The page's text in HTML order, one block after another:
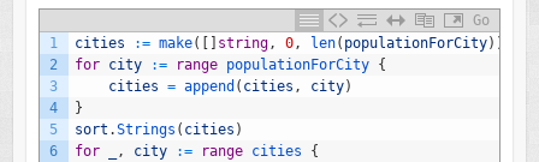
Go
1
2
3
4
5
6
cities := make( string, 0, len( populationForCity) )
for city := range populationForCity {
cities = append ( cities , city)
}
sort .Strings ( cities )
for
, city := range cities
{